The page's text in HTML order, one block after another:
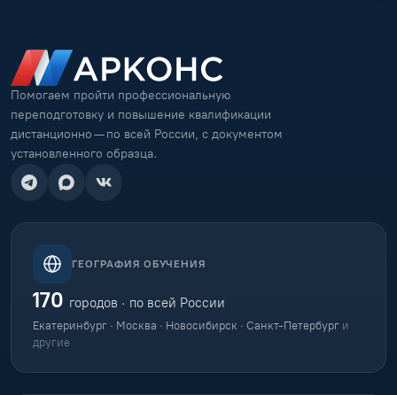
Помогаем пройти профессиональную
переподготовку и повышение квалификации
дистанционно — по всей России, с документом
установленного образца.
ГЕОГРАФИЯ ОБУЧЕНИЯ
170 городов · по всей России
Екатеринбург · Москва · Новосибирск · Санкт-Петербург и
другие